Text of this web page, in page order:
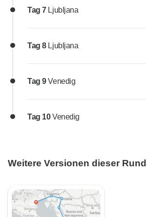
Tag 7 Ljubljana
Tag 8 Ljubljana
Tag 9Venedig
Tag 10Venedig
Weitere Versionen dieser